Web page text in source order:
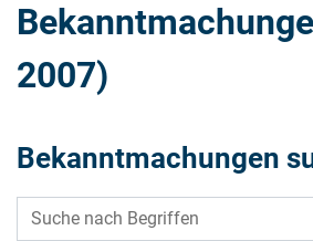
2007)
Bekanntmachungen